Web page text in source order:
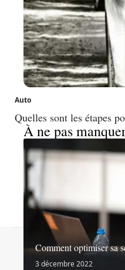
Auto
Quelles sont les étapes
À ne pas
Comment optimiser sa
3 décembre 2022© 2026 |